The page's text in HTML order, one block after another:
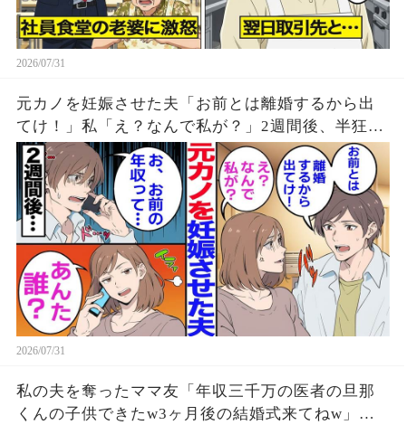
2026/07/31
元カノを妊娠させた夫「お前とは離婚するから出
てけ！」私「え？なんで私が？」2週間後、半狂乱
の夫から鬼電→夫「お、お前の年収って」
2026/07/31
私の夫を奪ったママ友「年収三千万の医者の旦那
くんの子供できたw3ヶ月後の結婚式来てねw」→